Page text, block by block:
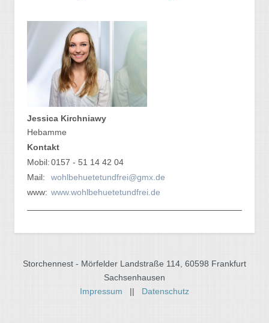
Jessica Kirchniawy
Hebamme
Kontakt
Mobil:0157 - 51 14 42 04
Mail:
wohlbehuetetundfrei@gmx.de
www: www.wohlbehuetetundfrei.de
Storchennest - Mörfelder Landstraße 114, 60598 Frankfurt
Sachsenhausen
Impressum || Datenschutz